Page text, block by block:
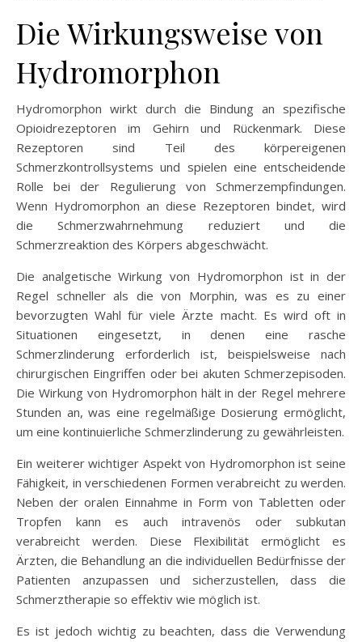
Die Wirkungsweise von
Hydromorphon
Hydromorphon wirkt durch die Bindung an spezifische
Opioidrezeptoren im Gehirn und Rückenmark. Diese
Rezeptoren sind Teil des körpereigenen
Schmerzkontrollsystems und spielen eine entscheidende
Rolle bei der Regulierung von Schmerzempfindungen.
Wenn Hydromorphon an diese Rezeptoren bindet, wird
die Schmerzwahrnehmung reduziert und die
Schmerzreaktion des Körpers abgeschwächt.
Die analgetische Wirkung von Hydromorphon ist in der
Regel schneller als die von Morphin, was es zu einer
bevorzugten Wahl für viele Ärzte macht. Es wird oft in
Situationen eingesetzt, in denen eine rasche
Schmerzlinderung erforderlich ist, beispielsweise nach
chirurgischen Eingriffen oder bei akuten Schmerzepisoden.
Die Wirkung von Hydromorphon hält in der Regel mehrere
Stunden an, was eine regelmäßige Dosierung ermöglicht,
um eine kontinuierliche Schmerzlinderung zu gewährleisten.
Ein weiterer wichtiger Aspekt von Hydromorphon ist seine
Fähigkeit, in verschiedenen Formen verabreicht zu werden.
Neben der oralen Einnahme in Form von Tabletten oder
Tropfen kann es auch intravenös oder subkutan
verabreicht werden. Diese Flexibilität ermöglicht es
Ärzten, die Behandlung an die individuellen Bedürfnisse der
Patienten anzupassen und sicherzustellen, dass die
Schmerztherapie so effektiv wie möglich ist.
Es ist jedoch wichtig zu beachten, dass die Verwendung